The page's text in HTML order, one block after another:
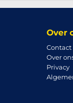
Over
Contact
Over
Privacy